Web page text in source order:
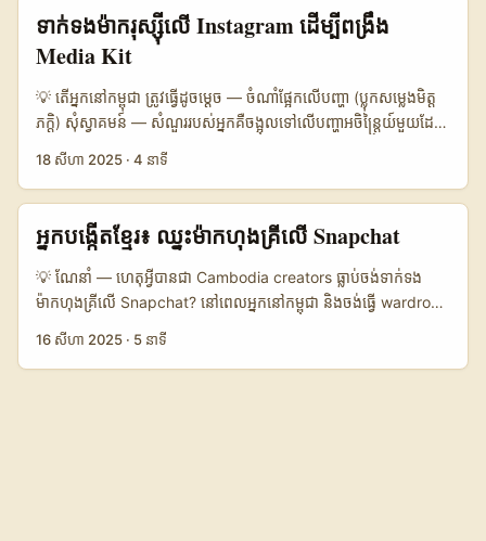
តម្លៃទាប។ InMail ឆ្លើយបានលឿន ប៉ុន្តែមានការចំណាយ និងតម្រូវការ
ប្រកបដោយ precision។ Content seeding ល្អសម្រាប់កសាង brand
recognition មុនទាក់ទងផ្ទាល់។ ...
ទុកចិត្ត។ 📊 សន្លឹកទិន្នន័យ: ជម្រើសបណ្តាញ និងផលិតភាព 🧩 Metric
Malaysia Tourism Brands Regional D2C Brands Local
1.500.000 900.000 120.000 📈 Engagement Rate (video)
9% 7% 11% 💰 Avg. Campaign Budget USD 5.000+ USD
1.000–3.000 USD 200–800 🤝 Likelihood to Sponsor
ម៉ាកទេសចរណ៍ម៉ាឡេស៊ី និងម៉ាកតំបន់មានថវិកាប្រកបដោយសក្តានុពល
សម្រាប់ការសហការ — ប៉ុន្តែអ្នកបង្កើតខ្មែរត្រូវតែបង្ហាញ Engagement
ខ្ពស់ និងករណីសិក្សាផ្ទាល់ខ្លួន (case study) ដើម្បីភ្ជាប់ទៅថវិកានោះ។ ...
ត្រៀមទិញ (reference content) — នេះបើកទ្វារ opportunity ដល់
ម៉ាកស្វីសដែលចង់បានបំរែបំរួលក្នុងตลาดยุโรปឬអន្តរជាតិ។ សម្រាប់អ្នក
បង្កើតនៅកម្ពុជា ភាពងាយស្រួលនៃការធ្វើជាគំរូ visual និងការសម្តែងការប្រើ
ប្រាស់ផលិតផល (use-cases) នៅលើ Pinterest ជួយធ្វើឲ្យម៉ាកមើល
ឃើញថាអ្នកអាចជាជំនួយដឹកនាំការទិញបាន។ កាន់តែមានសារៈសំខាន់:
Pinterest កំពុងធ្វើ investment នៅ Zurich (Pinterest) — ន័យថា
platform កើនលើសមត្ថភាព machine learning និង discovery,
ដែលស្រួលសម្រាប់ content ដែល optimized សម្រាប់ search និង
បានពេល reach ម៉ាកស្វីសលើ Pinterest — ពីការស្រាវជ្រាវអ្នកទស្សនា
ករណី ROI យ៉ាងដូចម្តេច។ ខ្ញុំសន្ទនាមួយៗដើម្បីជួយអ្នកចាប់ផ្តើម និងឈាន
ដល់ “top brand” ទាំងអស់។ ...
ទាក់ទងម៉ាករុស្ស៊ីលើ Instagram ដើម្បីពង្រឹង
Media Kit
💡 តើអ្នកនៅកម្ពុជា ត្រូវធ្វើដូចម្តេច — ចំណាំផ្អែកលើបញ្ហា (ប្លុកសម្លេងមិត្ត
ភក្តិ) សុំស្វាគមន៍ — សំណួររបស់អ្នកគឺចង្អុលទៅលើបញ្ហាអចិន្រ្តៃយ៍មួយដែល
មានផលិតផលសកល និងថ្លៃសមរម្យ។ បញ្ហាគឺៈ តើយ៉ាងដូចម្តេចដើម្បី
ទាក់ទងពួកគេលើ Instagram ឲ្យបានច្បាស់ថាអ្នកមិនមែនសំណាងចាញ់ៗ
ទេ — ត្រូវមានផែនការ ការសរសេរដែលសម និងទំនុកចិត្តដែលអាចប្រើក្នុង
media kit? ខាងក្រោមខ្ញុំនឹងបង្ហាញ tactic ដែលអាចអនុវត្តបានពីប្រើ
ភ្នាក់ងារសហគ្រាស។ ខ្ញុំនៅទីនេះដើម្បីផ្ដល់ផែនការអនឡាញ ដែល
គ្របដណ្តប់ពី copy មួយបីទៅតំណចងក្រង ផលិតពីការសង្កេត online និង
18 សីហា 2025 · 4 នាទី
អ្នកបង្កើតខ្មែរ៖ ឈ្នះម៉ាកហុងគ្រីលើ Snapchat
💡 ណែនាំ — ហេតុអ្វីបានជា​ Cambodia creators ធ្លាប់ចង់ទាក់ទង
ម៉ាកហុងគ្រីលើ Snapchat? នៅពេលអ្នកនៅកម្ពុជា និងចង់ធ្វើ wardrobe
16 សីហា 2025 · 5 នាទី